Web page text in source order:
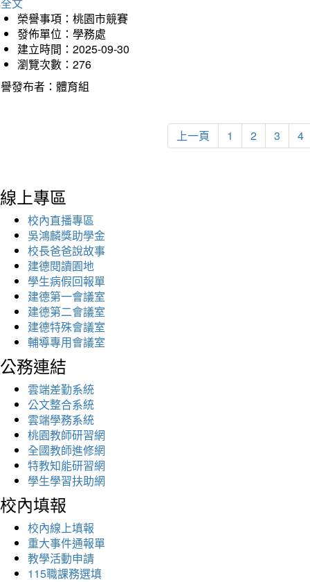
榮譽事項：桃園市競賽
發佈單位：學務處
建立時間：2025-09-30
瀏覽次數：276
發布者：體育組
上一頁 1 2 3 4
線上專區
校內直播專區
吳鴻麟獎助學金
校長爸爸說故事
建德閱讀園地
學生病假回報單
建德第一會議室
建德第二會議室
建德特殊會議室
輔導專用會議室
公務連結
雲端差勤系統
公文整合系統
雲端學務系統
桃園教師研習網
全國教師進修網
特教知能研習網
學生學習扶助網
校內填報
校內線上填報
重大事件通報單
教學活動申請
115職課務選填